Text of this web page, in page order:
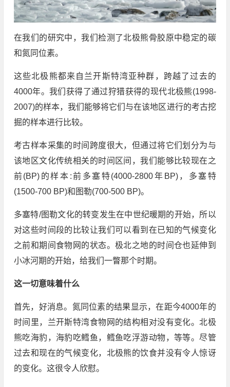
在我们的研究中，我们检测了北极熊骨胶原中稳定的碳
和氮同位素。
这些北极熊都来自兰开斯特湾亚种群，跨越了过去的
4000年。我们获得了通过狩猎获得的现代北极熊(1998-
2007)的样本，我们能够将它们与在该地区进行的考古挖
掘的样本进行比较。
考古样本采集的时间跨度很大，但通过将它们划分为与
该地区文化传统相关的时间区间，我们能够比较现在之
前(BP)的样本:前多塞特(4000-2800年BP)，多塞特
(1500-700 BP)和图勒(700-500 BP)。
多塞特/图勒文化的转变发生在中世纪暖期的开始，所以
对这些时间段的比较让我们可以看到在已知的气候变化
之前和期间食物网的状态。极北之地的时间仓也延伸到
小冰河期的开始，给我们一瞥那个时期。
这一切意味着什么
首先，好消息。氮同位素的结果显示，在距今4000年的
时间里，兰开斯特湾食物网的结构相对没有变化。北极
熊吃海豹，海豹吃鳕鱼，鳕鱼吃浮游动物，等等。尽管
过去和现在的气候变化，北极熊的饮食并没有令人惊讶
的变化。这很令人欣慰。